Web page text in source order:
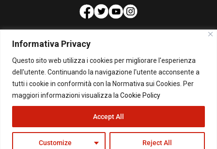
Informativa Privacy
Questo sito web utilizza i cookies per migliorare l'esperienza
dell'utente. Continuando la navigazione l'utente acconsente a
tutti i cookie in conformità con la Normativa sui Cookies. Per
maggiori informazioni visualizza la Cookie Policy
Customize Reject All
Accept All
PUBBLICITA'
Per la tua pubblicità su questo Blog:
pubblicita@beppegrillo.it
© Copyright 2026 - Il Blog di Beppe Grillo. All Rights Reserved - Powered by
happygrafic.com